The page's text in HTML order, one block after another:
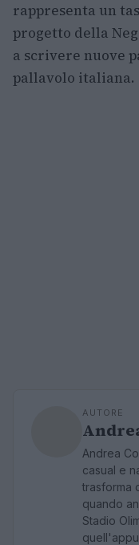
rappresenta un
progetto della
a scrivere nuove
pallavolo italiana.
AUTORE
Andrea
casual e
trasforma
quando
Stadio